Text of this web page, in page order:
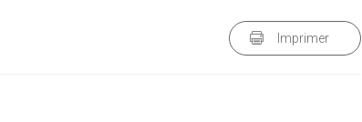
Imprimer